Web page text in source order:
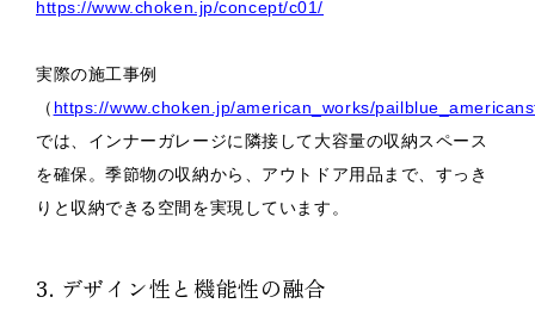
https://www.choken.jp/concept/c01/
実際の施工事例
（ https://www.choken.jp/american_works/
では、インナーガレージに隣接して大容量の収納スペース
を確保。季節物の収納から、アウトドア用品まで、すっき
りと収納できる空間を実現しています。
3. デザイン性と機能性の融合